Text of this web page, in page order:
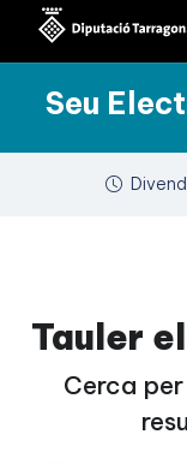
Seu
Tauler
Cerca